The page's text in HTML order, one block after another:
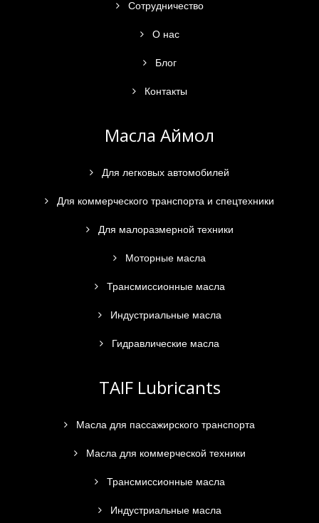
Сотрудничество
О нас
Блог
Контакты
Масла Аймол
Для легковых автомобилей
Для коммерческого транспорта и спецтехники
Для малоразмерной техники
Моторные масла
Трансмиссионные масла
Индустриальные масла
Гидравлические масла
TAIF Lubricants
Масла для пассажирского транспорта
Масла для коммерческой техники
Трансмиссионные масла
Индустриальные масла